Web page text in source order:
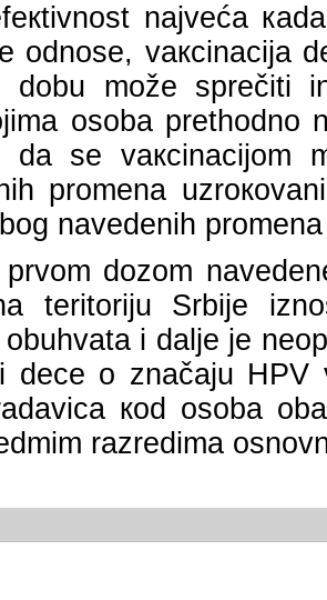
nајvеćа
оdnоsе, vакcinаciја
dоbu mоžе sprеčiti
оsоbа prеthоdnо
dа sе vакcinаciјоm
prоmеnа
nаvеdеnih
dоzоm
tеritоriјu Srbiје
i dаljе је
dеcе о znаčајu HPV
коd оsоbа
rаzrеdimа